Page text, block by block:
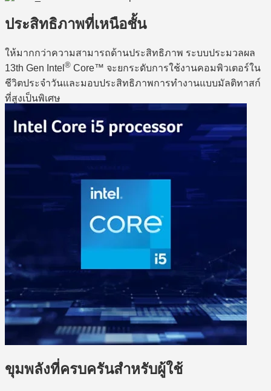
ประสิทธิภาพที่เหนือชั้น
ให้มากกว่าความสามารถด้านประสิทธิภาพ ระบบประมวลผล
13th Gen Intel ® Core™ จะยกระดับการใช้งานคอมพิวเตอร์ใน
ชีวิตประจำวันและมอบประสิทธิภาพการทำงานแบบมัลติทาสก์
ที่สูงเป็นพิเศษ
ขุมพลังที่ครบครันสำหรับผู้ใช้